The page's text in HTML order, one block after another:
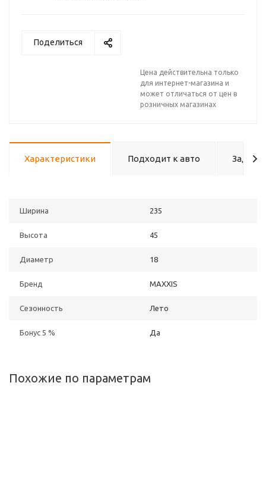
Поделиться
Цена действительна только
для интернет-магазина и
может отличаться от цен в
розничных магазинах
Характеристики Подходит к авто Задать
Ширина 235
Высота 45
Диаметр 18
Бренд MAXXIS
Сезонность Лето
Бонус 5 % Да
Похожие по параметрам